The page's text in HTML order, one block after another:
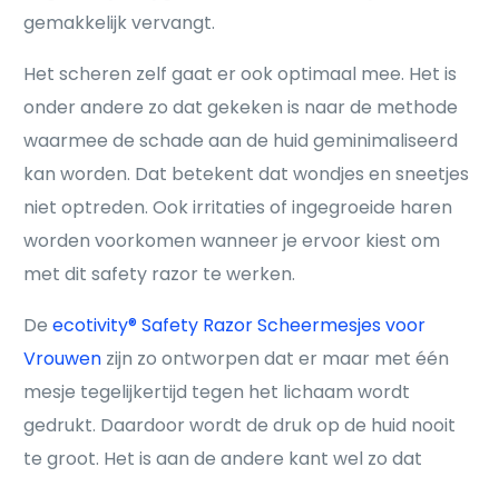
gemakkelijk vervangt.
Het scheren zelf gaat er ook optimaal mee. Het is
onder andere zo dat gekeken is naar de methode
waarmee de schade aan de huid geminimaliseerd
kan worden. Dat betekent dat wondjes en sneetjes
niet optreden. Ook irritaties of ingegroeide haren
worden voorkomen wanneer je ervoor kiest om
met dit safety razor te werken.
Deecotivity® Safety Razor Scheermesjes voor
Vrouwen zijn zo ontworpen dat er maar met één
mesje tegelijkertijd tegen het lichaam wordt
gedrukt. Daardoor wordt de druk op de huid nooit
te groot. Het is aan de andere kant wel zo dat